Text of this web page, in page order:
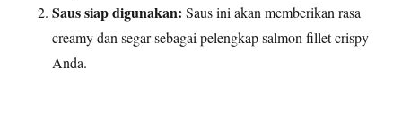
Saus siap digunakan: Saus ini akan memberikan rasa
creamy dan segar sebagai pelengkap salmon fillet crispy
Anda.